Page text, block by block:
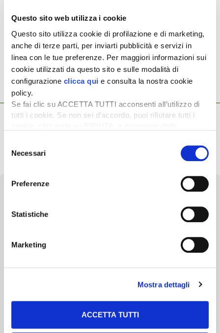
Questo sito web utilizza i cookie
Questo sito utilizza cookie di profilazione e di marketing,
anche di terze parti, per inviarti pubblicità e servizi in
linea con le tue preferenze. Per maggiori informazioni sui
cookie utilizzati da questo sito e sulle modalità di
configurazione clicca qui e consulta la nostra cookie
policy.
Se fai clic su ACCETTA TUTTI acconsenti all’utilizzo di
tutti i cookie. Se non sei d’accordo, puoi rifiutare tutti i
desideri accettare e cliccando ACCETTA SELEZIONATI.
delNecessari
Preferenze
Statistiche
Marketing
Mostra dettagli
ACCETTA TUTTI
rapidamente raggiunto i livelli di prestazione previsti,
con qualità, affidabilità nelle consegne ed efficienza
perfettamente allineate».
Ti potrebbero interessare anche...
5 Agosto 2026
2,5 miliardi di euro, con una crescita annuale […]
Scopri un servizio d'informazione di alta qualità. Tagliato sulle tue